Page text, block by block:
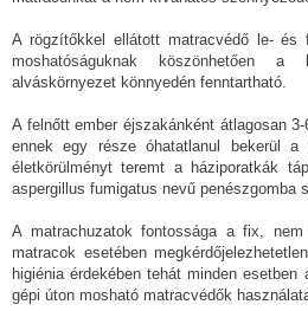
A rögzítőkkel ellátott matracvédő le- és
moshatóságuknak köszönhetően a
alváskörnyezet könnyedén fenntartható.
A felnőtt ember éjszakánként átlagosan
ennek egy része óhatatlanul bekerül
életkörülményt teremt a háziporatkák
aspergillus fumigatus nevű penészgomba
A matrachuzatok fontossága a fix,
matracok esetében
higiénia érdekében tehát minden
gépi úton mosható matracvédők